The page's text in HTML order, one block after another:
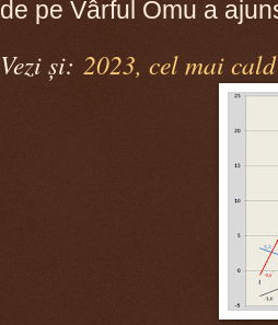
de pe Vârful Omu a
Vezi și: 2023, cel mai